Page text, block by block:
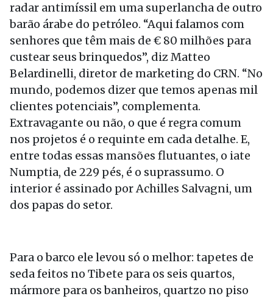
radar antimíssil em uma superlancha de outro
barão árabe do petróleo. “Aqui falamos com
senhores que têm mais de € 80 milhões para
custear seus brinquedos”, diz Matteo
Belardinelli, diretor de marketing do CRN. “No
mundo, podemos dizer que temos apenas mil
clientes potenciais”, complementa.
Extravagante ou não, o que é regra comum
nos projetos é o requinte em cada detalhe. E,
entre todas essas mansões flutuantes, o iate
Numptia, de 229 pés, é o suprassumo. O
interior é assinado por Achilles Salvagni, um
dos papas do setor.
Para o barco ele levou só o melhor: tapetes de
seda feitos no Tibete para os seis quartos,
mármore para os banheiros, quartzo no piso